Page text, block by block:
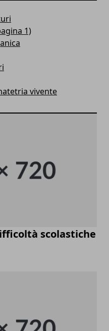
1)
vivente
scolastiche